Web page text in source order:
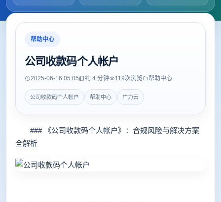
帮助中心
公司收款码个人帐户
2025-06-16 05:05 约 4 分钟 119次浏览 帮助中心
公司收款码个人帐户 帮助中心 广力云
### 《公司收款码个人帐户》：合规风险与解决方案
全解析